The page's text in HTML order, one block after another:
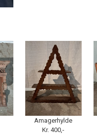
Amagerhylde
Kr. 400,-